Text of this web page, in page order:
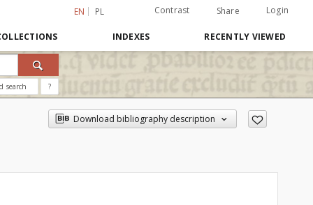
EN PL Contrast Share Login
INDEXES RECENTLY VIEWED
search ?
Download bibliography description